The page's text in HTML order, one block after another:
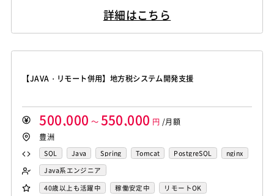
す。 単なる実装要員ではなく、要件整理や設計フェーズから参画
ックにスキルを伸ばしたい方にも適し...
詳細はこちら
【JAVA・リモート併用】地方税システム開発支援
500,000 ～ 550,000 円 /月額
豊洲
SQL Java Spring Tomcat PostgreSQL
nginx
GitLab
Java系エンジニア
バックエンドエンジニア（サーバーサイド）
40歳以上も活躍中 稼働安定中 リモートOK